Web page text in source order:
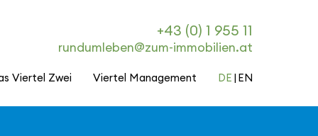
Viertel Zwei Viertel Management DE EN
+43 (0) 1 955 11
rundumleben@zum-immobilien.at